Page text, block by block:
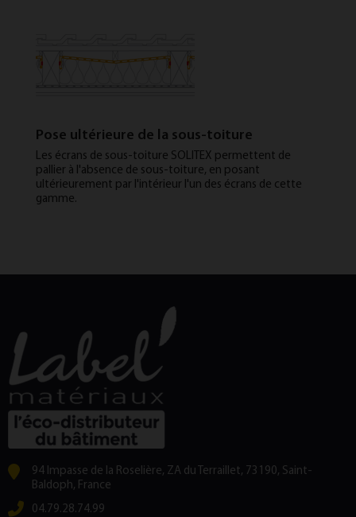
Pose ultérieure de la sous-toiture
Les écrans de sous-toiture SOLITEX permettent de
pallier à l'absence de sous-toiture, en posant
ultérieurement par l'intérieur l'un des écrans de cette
gamme.
94 Impasse de la Roselière, ZA du Terraillet, 73190, Saint-
Baldoph, France
04.79.28.74.99